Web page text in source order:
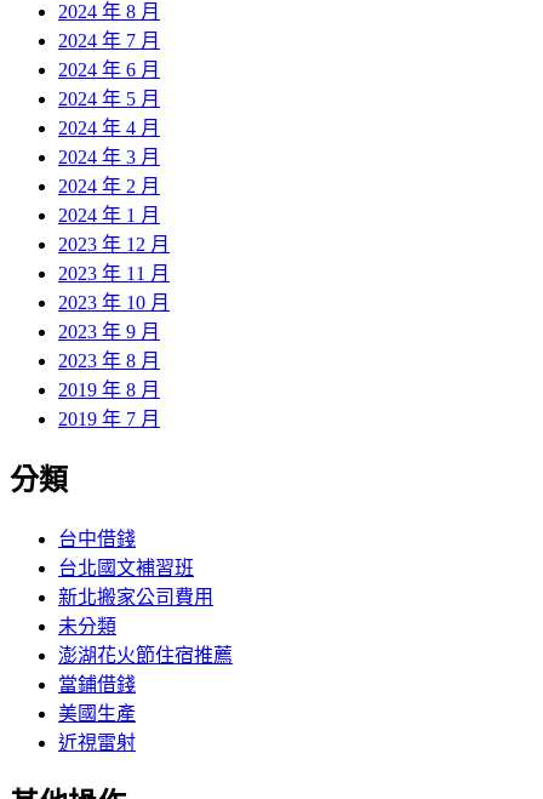
2024 年 8 月
2024 年 7 月
2024 年 6 月
2024 年 5 月
2024 年 4 月
2024 年 3 月
2024 年 2 月
2024 年 1 月
2023 年 12 月
2023 年 11 月
2023 年 10 月
2023 年 9 月
2023 年 8 月
2019 年 8 月
2019 年 7 月
分類
台中借錢
台北國文補習班
新北搬家公司費用
未分類
澎湖花火節住宿推薦
當鋪借錢
美國生產
近視雷射